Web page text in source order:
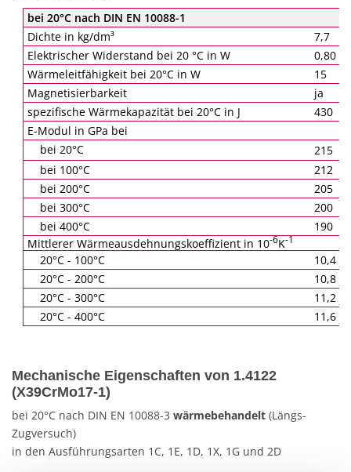
bei 20°C nach DIN EN 10088-1
Dichte in kg/dm³
7,7
Elektrischer Widerstand bei 20 °C in W
0,80
Wärmeleitfähigkeit bei 20°C in W
15
Magnetisierbarkeit
ja
spezifische Wärmekapazität bei 20°C in J
430
E-Modul in GPa bei
bei 20°C
215
bei 100°C
212
bei 200°C
205
bei 300°C
200
bei 400°C
190
Mittlerer Wärmeausdehnungskoeffizient in 10-6K-1
20°C - 100°C
10,4
20°C - 200°C
10,8
20°C - 300°C
11,2
20°C - 400°C
11,6
Mechanische Eigenschaften von 1.4122
(X39CrMo17-1)
bei 20°C nach DIN EN 10088-3 wärmebehandelt (Längs-
Zugversuch)
in den Ausführungsarten 1C, 1E, 1D, 1X, 1G und 2D